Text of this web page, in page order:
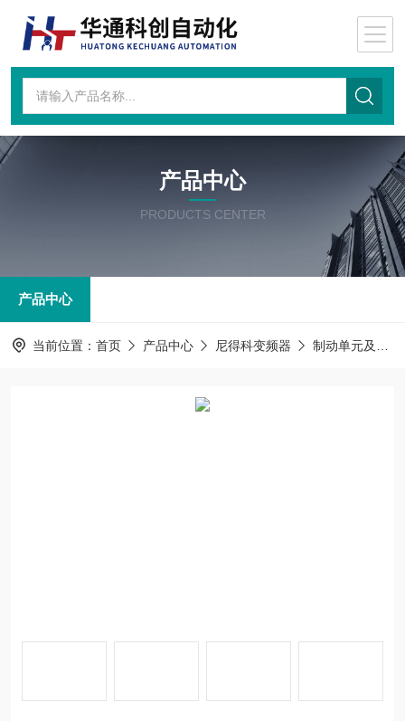
产品中心
PRODUCTS CENTER
产品中心
当前位置： 首页 产品中心 尼得科变频器 制动单元及制动电阻